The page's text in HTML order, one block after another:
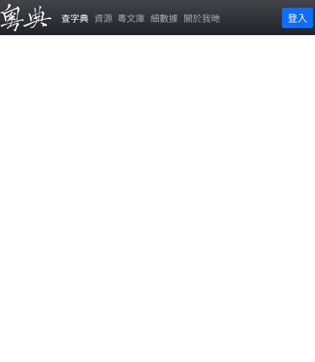
查字典 資源 粵文庫 細數據 關於我哋 登入